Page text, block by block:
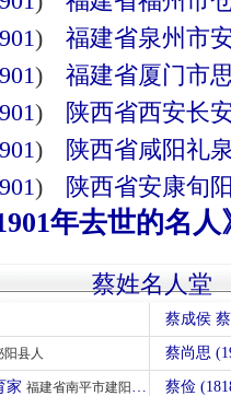
) 福建省泉州市
) 福建省厦门市
) 陕西省西安长
) 陕西省咸阳礼
) 陕西省安康旬
年去世的名人
蔡姓名人堂
蔡成侯
县人 蔡尚思
家 福建省南平市建阳人 蔡俭